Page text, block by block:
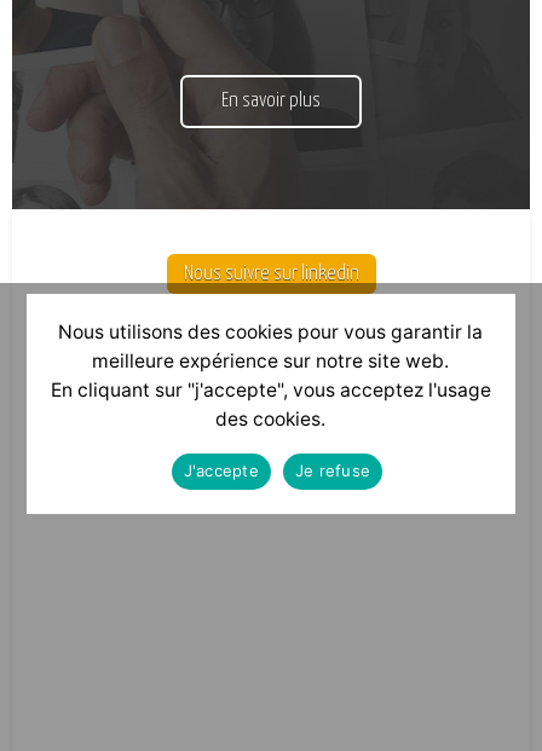
En savoir plus
Nous suivre sur linkedin
Nous utilisons des cookies pour vous garantir la
meilleure expérience sur notre site web.
En cliquant sur "j'accepte", vous acceptez l'usage
des cookies.
J'accepte Je refuse